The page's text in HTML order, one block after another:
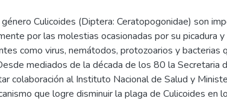
Culicoides (Diptera: Ceratopogonidae) son
por las molestias ocasionadas por su picadura
como virus, nemátodos, protozoarios y bacterias
mediados de la década de los 80 la Secretaria
colaboración al Instituto Nacional de Salud y
que logre disminuir la plaga de Culicoides en